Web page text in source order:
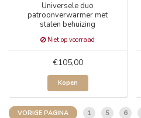
Universele duo
patroonverwarmer met
stalen behuizing
Niet op voorraad
€105,00
Kopen
VORIGE PAGINA 1 5 6